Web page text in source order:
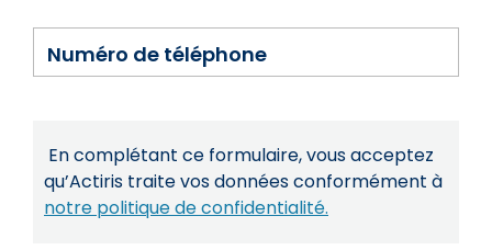
Numéro de téléphone
En complétant ce formulaire, vous acceptez
qu’Actiris traite vos données conformément à
notre politique de confidentialité.